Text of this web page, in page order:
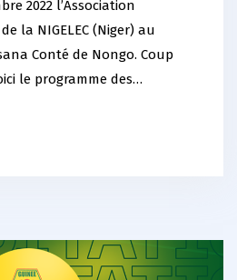
2022 l’Association
la NIGELEC (Niger) au
Conté de Nongo. Coup
le programme des…